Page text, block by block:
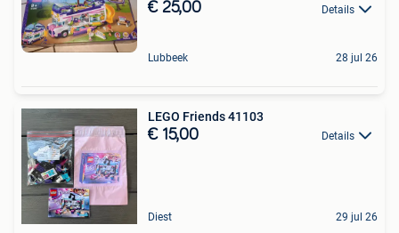
€ 25,00 Details
Lubbeek 28 jul 26
LEGO Friends 41103
€ 15,00 Details
Diest 29 jul 26